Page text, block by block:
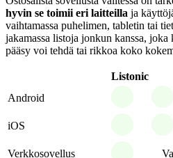
hyvin se toimii eri laitteilla ja
vaihtamassa puhelimen, tabletin tai
jakamassa listoja jonkun kanssa, joka
pääsy voi tehdä tai rikkoa koko
Listonic
Android
iOS
Verkkosovellus